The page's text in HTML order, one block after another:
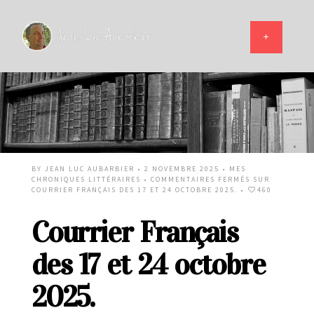
BY JEAN LUC AUBARBIER • 2 NOVEMBRE 2025 • MES
CHRONIQUES LITTÉRAIRES • COMMENTAIRES FERMÉS SUR
COURRIER FRANÇAIS DES 17 ET 24 OCTOBRE 2025. • 460
Courrier Français
des 17 et 24 octobre
2025.